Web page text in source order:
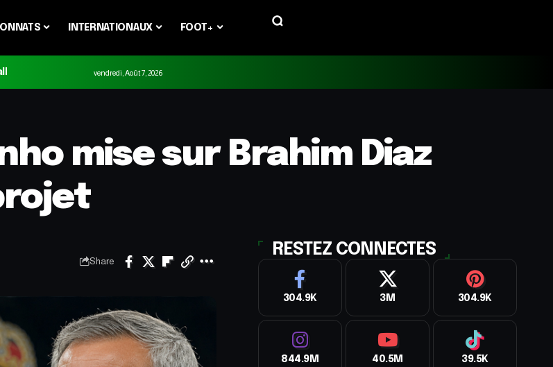
INTERNATIONAUX FOOT+
vendredi, Août 7, 2026
mise sur Brahim Diaz
Share
RESTEZ CONNECTES
304.9K 3M 304.9K
844.9M 40.5M 39.5K